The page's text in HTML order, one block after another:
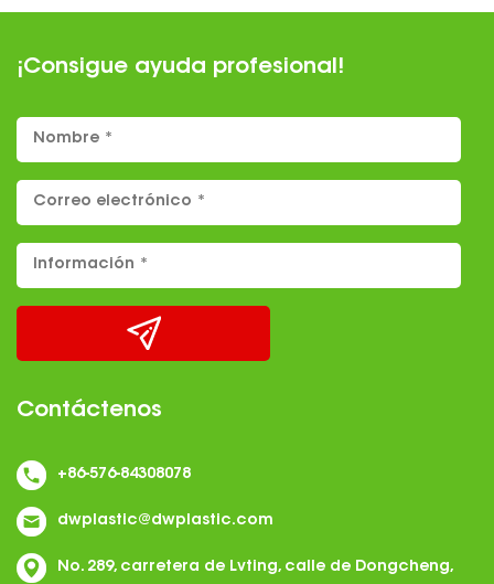
¡Consigue ayuda profesional!
Contáctenos
+86-576-84308078
dwplastic@dwplastic.com
No. 289, carretera de Lvting, calle de Dongcheng,